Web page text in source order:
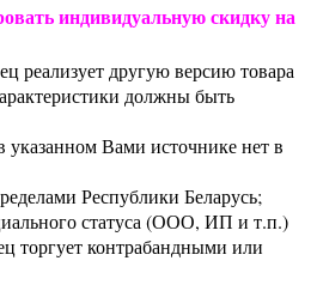
индивидуальную скидку на
реализует другую версию товара
должны быть
указанном Вами источнике нет в
Республики Беларусь;
статуса (ООО, ИП и т.п.)
торгует контрабандными или